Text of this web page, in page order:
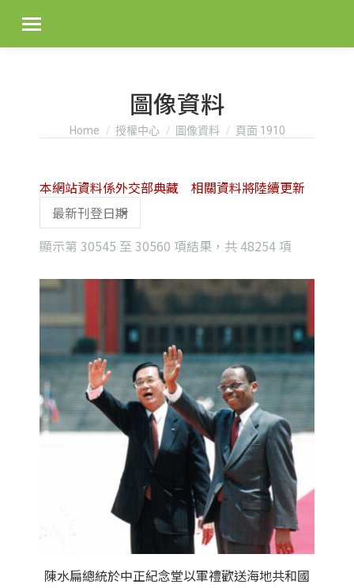
圖像資料
You are here:
Home 授權中心 圖像資料 頁面 1910
顯示第 30545 至 30560 項結果，共 48254 項
latest
本網站資料係外交部典藏 相關資料將陸續更新
陳水扁總統於中正紀念堂以軍禮歡送海地共和國